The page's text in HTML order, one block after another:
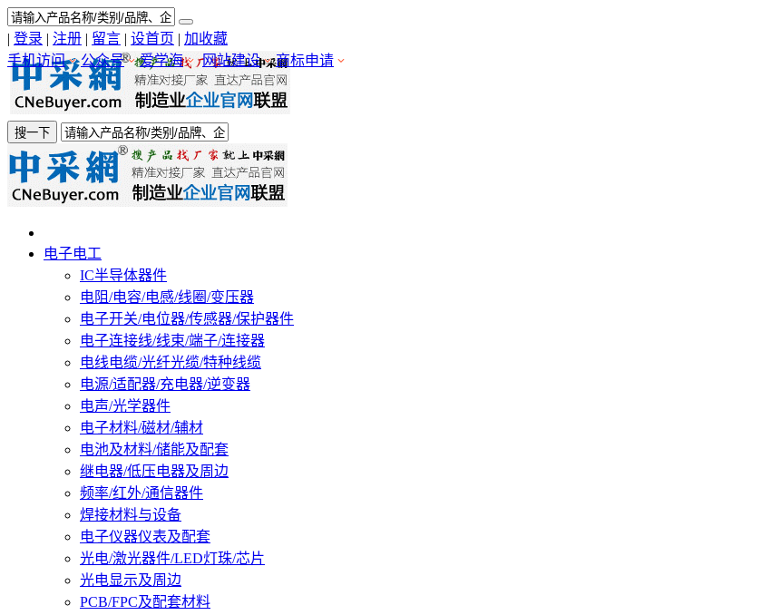
| 登录 | 注册 | 留言 | 设首页 | 加收藏
手机访问
公众号 爱学海 网站建设 商标申请
搜一下
电子电工
IC半导体器件
电阻/电容/电感/线圈/变压器
电子开关/电位器/传感器/保护器件
电子连接线/线束/端子/连接器
电线电缆/光纤光缆/特种线缆
电源/适配器/充电器/逆变器
电声/光学器件
电子材料/磁材/辅材
电池及材料/储能及配套
继电器/低压电器及周边
频率/红外/通信器件
焊接材料与设备
电子仪器仪表及配套
光电/激光器件/LED灯珠/芯片
光电显示及周边
PCB/FPC及配套材料